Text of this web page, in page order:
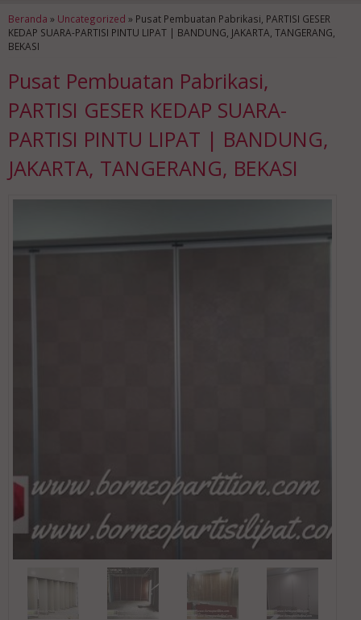
Beranda » Uncategorized » Pusat Pembuatan Pabrikasi, PARTISI GESER
KEDAP SUARA-PARTISI PINTU LIPAT | BANDUNG, JAKARTA, TANGERANG,
BEKASI
Pusat Pembuatan Pabrikasi,
PARTISI GESER KEDAP SUARA-
PARTISI PINTU LIPAT | BANDUNG,
JAKARTA, TANGERANG, BEKASI